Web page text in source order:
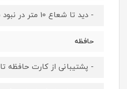
- دید تا شعاع 10 متر در نبود نور کافی
حافظه
- پشتیبانی از کارت حافظه تا 256 گیگابایت